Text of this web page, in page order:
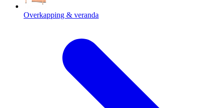
Overkapping & veranda